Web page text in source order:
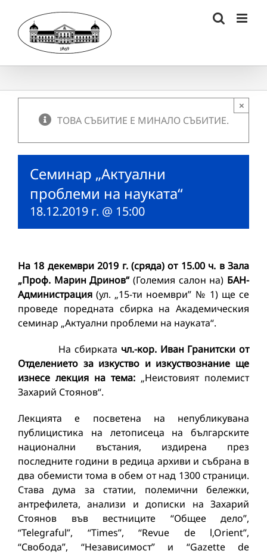
content
ТОВА СЪБИТИЕ Е МИНАЛО СЪБИТИЕ.
×
Семинар „Актуални
проблеми на науката“
18.12.2019 г. @ 15:00
На 18 декември2019 г. (сряда) от 15.00 ч. в Зала
„Проф. Марин Дринов“ (Големия салон на) БАН-
Администрация(ул. „15-ти ноември” № 1) ще се
проведе поредната сбирка на Академическия
семинар „Актуални проблеми на науката“.
На сбирката чл.-кор. Иван Гранитски от
Отделението за изкуство и изкуствознание ще
изнесе лекция на тема: „Неистовият полемист
Захарий Стоянов“.
Лекцията е посветена на непубликувана
публицистика на летописеца на българските
национални въстания, издирена през
последните години в редица архиви и събрана в
два обемисти тома в обем от над 1300 страници.
Става дума за статии, полемични бележки,
антрефилета, анализи и дописки на Захарий
Стоянов във вестниците “Общее дело”,
“Telegraful”, “Times”, “Revue de l‚Orient”,
“Свобода”, “Независимост” и “Gazette de